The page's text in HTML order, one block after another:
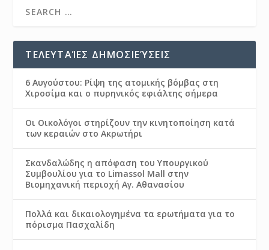
ΤΕΛΕΥΤΑΊΕΣ ΔΗΜΟΣΙΕΎΣΕΙΣ
6 Αυγούστου: Ρίψη της ατομικής βόμβας στη
Χιροσίμα και ο πυρηνικός εφιάλτης σήμερα
Οι Οικολόγοι στηρίζουν την κινητοποίηση κατά
των κεραιών στο Ακρωτήρι
Σκανδαλώδης η απόφαση του Υπουργικού
Συμβουλίου για το Limassol Mall στην
Βιομηχανική περιοχή Αγ. Αθανασίου
Πολλά και δικαιολογημένα τα ερωτήματα για το
πόρισμα Πασχαλίδη